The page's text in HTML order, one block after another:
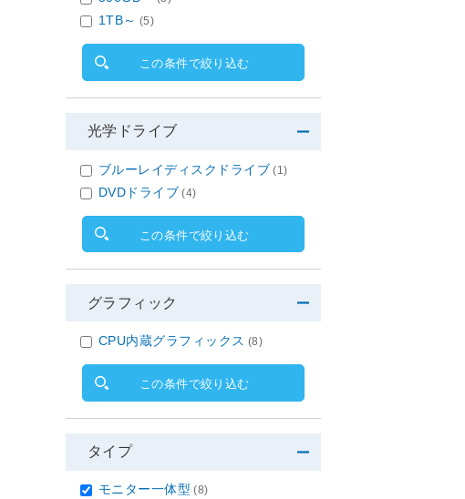
1TB～ (5)
この条件で絞り込む
光学ドライブ
ブルーレイディスクドライブ (1)
DVDドライブ (4)
この条件で絞り込む
グラフィック
CPU内蔵グラフィックス (8)
この条件で絞り込む
タイプ
モニター一体型 (8)